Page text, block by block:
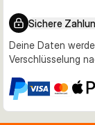
Sichere
Deine Daten
Verschlüsselung